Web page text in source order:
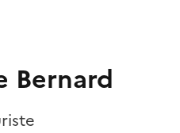
Bernard